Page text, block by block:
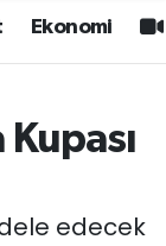
Ekonomi
edecek